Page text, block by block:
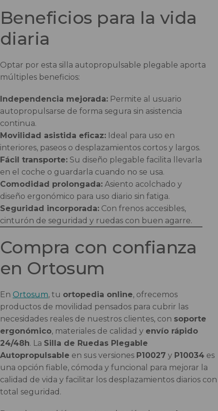
Beneficios para la vida
diaria
Optar por esta silla autopropulsable plegable aporta
múltiples beneficios:
Independencia mejorada: Permite al usuario
autopropulsarse de forma segura sin asistencia
continua.
Movilidad asistida eficaz: Ideal para uso en
interiores, paseos o desplazamientos cortos y largos.
Fácil transporte: Su diseño plegable facilita llevarla
en el coche o guardarla cuando no se usa.
Comodidad prolongada: Asiento acolchado y
diseño ergonómico para uso diario sin fatiga.
Seguridad incorporada: Con frenos accesibles,
cinturón de seguridad y ruedas con buen agarre.
Compra con confianza
en Ortosum
En Ortosum, tu ortopedia online, ofrecemos
productos de movilidad pensados para cubrir las
necesidades reales de nuestros clientes, con soporte
ergonómico, materiales de calidad y envío rápido
24/48h. La Silla de Ruedas Plegable
Autopropulsable en sus versiones P10027 y P10034 es
una opción fiable, cómoda y funcional para mejorar la
calidad de vida y facilitar los desplazamientos diarios con
total seguridad.